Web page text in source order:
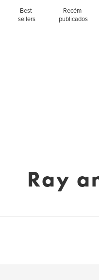
Best-
sellers
Recém-
publicados
Ray